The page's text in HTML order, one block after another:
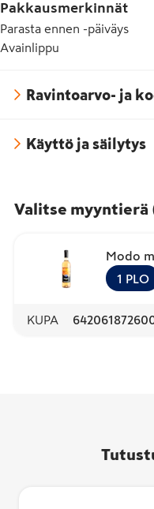
Pakkausmerkinnät
Parasta ennen -päiväys
Avainlippu
Ravintoarvo- ja
Käyttö ja säilytys
Valitse myyntierä
Modo
1 PLO
KUPA